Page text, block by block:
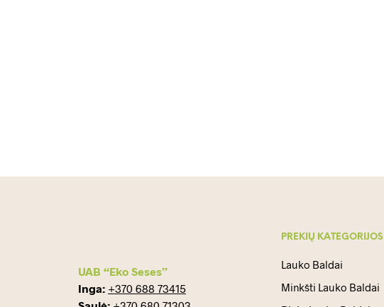
UAB “Eko Seses”
Inga: +370 688 73415
PREKIŲ KATEGORIJOS
Lauko Baldai
Minkšti Lauko Baldai